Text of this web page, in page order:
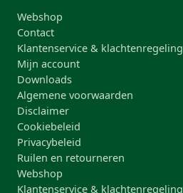
Webshop
Contact
Klantenservice & klachtenregeling
Mijn account
Downloads
Algemene voorwaarden
Disclaimer
Cookiebeleid
Privacybeleid
Ruilen en retourneren
Webshop
Klantenservice & klachtenregeling